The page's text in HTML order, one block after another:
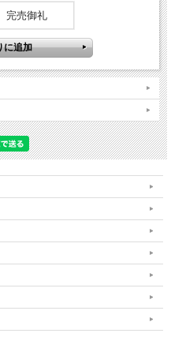
完売御礼